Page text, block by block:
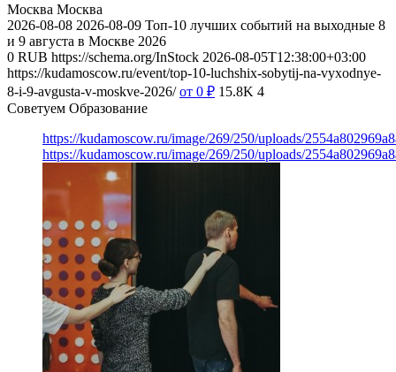
Москва Москва
2026-08-08 2026-08-09 Топ-10 лучших событий на выходные 8
и 9 августа в Москве 2026
0 RUB https://schema.org/InStock 2026-08-05T12:38:00+03:00
https://kudamoscow.ru/event/top-10-luchshix-sobytij-na-vyxodnye-
8-i-9-avgusta-v-moskve-2026/ от 0 ₽ 15.8K 4
Советуем Образование
https://kudamoscow.ru/image/269/250/uploads/
https://kudamoscow.ru/image/269/250/uploads/